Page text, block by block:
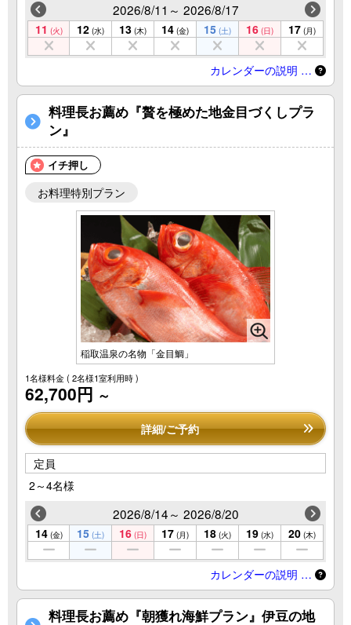
2026/8/11～ 2026/8/17
11 (火) 12 (水) 13 (木) 14 (金) 15 (土) 16 (日) 17 (月)
カレンダーの説明 …
料理長お薦め『贅を極めた地金目づくしプラ
ン』
イチ押し
お料理特別プラン
稲取温泉の名物「金目鯛」
1名様料金( 2名様1室利用時 )
62,700円 ～
詳細/ご予約
定員
2～4名様
2026/8/14～ 2026/8/20
14 (金) 15 (土) 16 (日) 17 (月) 18 (火) 19 (水) 20 (木)
カレンダーの説明 …
料理長お薦め『朝獲れ海鮮プラン』伊豆の地